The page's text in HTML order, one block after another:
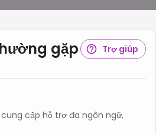
gặp Trợ giúp
cấp hỗ trợ đa ngôn ngữ,